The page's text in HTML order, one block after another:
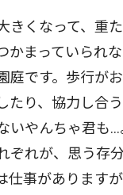
くなって、重
かまっていられ
庭です。歩行が
たり、協力し合
いやんちゃ君も...
ぞれが、思う存
仕事があります